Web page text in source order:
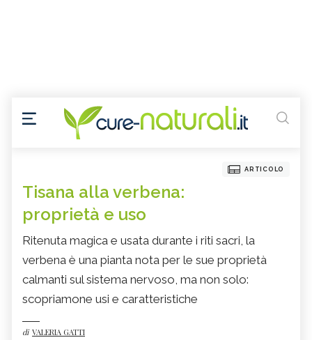
ARTICOLO
Tisana alla verbena:
proprietà e uso
Ritenuta magica e usata durante i riti sacri, la
verbena è una pianta nota per le sue proprietà
calmanti sul sistema nervoso, ma non solo:
scopriamone usi e caratteristiche
di VALERIA GATTI